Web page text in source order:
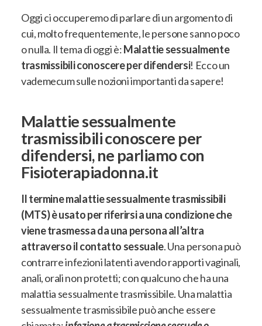
Oggi ci occuperemo di parlare di un argomento di
cui, molto frequentemente, le persone sanno poco
o nulla. Il tema di oggi è:Malattie sessualmente
trasmissibili conoscere per difendersi! Ecco un
vademecum sulle nozioni importanti da sapere!
Malattie sessualmente
trasmissibili conoscere per
difendersi, ne parliamo con
Fisioterapiadonna.it
Il termine malattie sessualmente trasmissibili
(MTS) è usato per riferirsi a una condizione che
viene trasmessa da una persona all’altra
attraverso il contatto sessuale. Una persona può
contrarre infezioni latenti avendo rapporti vaginali,
anali, orali non protetti; con qualcuno che ha una
malattia sessualmente trasmissibile. Una malattia
sessualmente trasmissibilepuò anche essere